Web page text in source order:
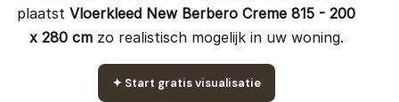
plaatst Vloerkleed New Berbero Creme 815 - 200
x 280 cmzo realistisch mogelijk in uw woning.
✦ Start gratis visualisatie